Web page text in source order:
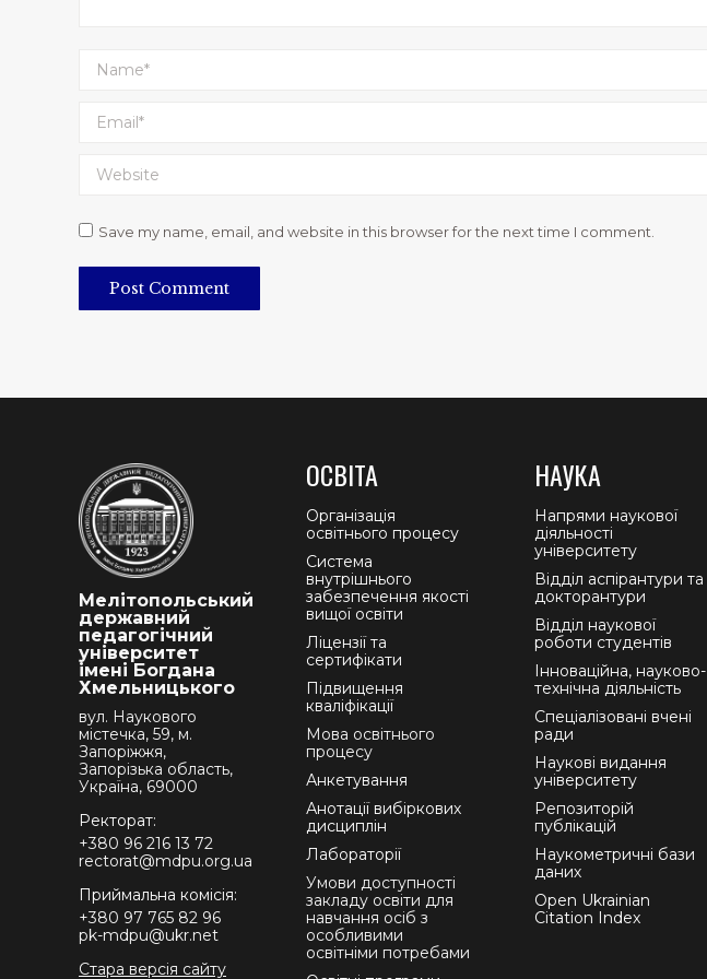
Name *
Email *
Website
Save my name, email, and website in this browser for the next time I comment.
Post Comment
Мелітопольський
державний
педагогічний
університет
імені Богдана
Хмельницького
вул. Наукового
містечка, 59, м.
Запоріжжя,
Запорізька область,
Україна, 69000
Ректорат:
+380 96 216 13 72
rectorat@mdpu.org.ua
Приймальна комісія:
+380 97 765 82 96
pk-mdpu@ukr.net
Стара версія сайту
ОСВІТА
Організація
освітнього процесу
Система
внутрішнього
забезпечення якості
вищої освіти
Ліцензії та
сертифікати
Підвищення
кваліфікації
Мова освітнього
процесу
Анкетування
Анотації вибіркових
дисциплін
Лабораторії
Умови доступності
закладу освіти для
навчання осіб з
особливими
освітніми потребами
НАУКА
Напрями наукової
діяльності
університету
Відділ аспірантури та
докторантури
Відділ наукової
роботи студентів
Інноваційна, науково-
технічна діяльність
Спеціалізовані вчені
ради
Наукові видання
університету
Репозиторій
публікацій
Наукометричні бази
даних
Open Ukrainian
Citation Index